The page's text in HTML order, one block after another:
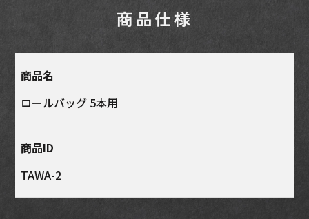
商品仕様
商品名
ロールバッグ 5本用
商品ID
TAWA-2